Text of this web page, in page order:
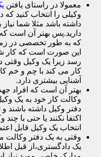
معمولا در راستای یافتن
وکیلی را انتخاب کنید که
داشته باشد مثلا شما
دارید.پس بهتر آن است
که به طور تخصصی در
این صورت است که کار
رسد زیرا یک وکیل
کار می کند با چم و خم
آشنایی بیشتری دارد.
بهتر آن است که افراد
وکالت کار خود به یک
دفتر وکیل داشته باشند
اکتفا نکنند یا حتی با
انتخاب یک وکیل قابل
وقتی به یک دفتر وکالت
یک دادگستری،از قبل